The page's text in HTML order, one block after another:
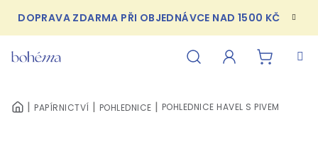
obsah
DOPRAVA ZDARMA PŘI OBJEDNÁVCE NAD 1500 KČ
DOMŮPAPÍRNICTVÍ POHLEDNICE POHLEDNICE HAVEL S PIVEM